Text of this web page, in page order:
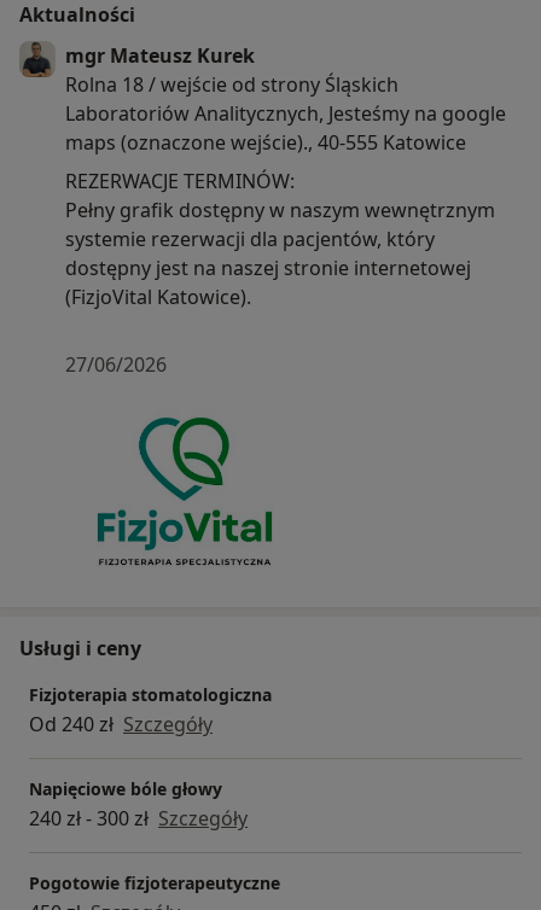
Aktualności
mgr Mateusz Kurek
Rolna 18 / wejście od strony Śląskich
Laboratoriów Analitycznych, Jesteśmy na google
maps (oznaczone wejście)., 40-555 Katowice
REZERWACJE TERMINÓW:
Pełny grafik dostępny w naszym wewnętrznym
systemie rezerwacji dla pacjentów, który
dostępny jest na naszej stronie internetowej
(FizjoVital Katowice).
27/06/2026
Usługi i ceny
Fizjoterapia stomatologiczna
Od 240 zł Szczegóły
Napięciowe bóle głowy
240 zł - 300 zł Szczegóły
Pogotowie fizjoterapeutyczne